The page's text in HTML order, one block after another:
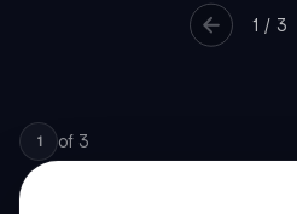
1 / 3
1 of 3